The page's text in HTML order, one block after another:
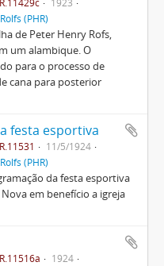
(PHR)
de Peter Henry Rofs,
um alambique. O
para o processo de
cana para posterior
festa esportiva
11/5/1924
(PHR)
da festa esportiva
em benefício a igreja
1924